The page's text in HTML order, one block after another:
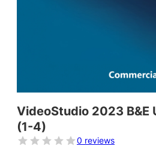
VideoStudio 2023 B&E
(1-4)
0 reviews